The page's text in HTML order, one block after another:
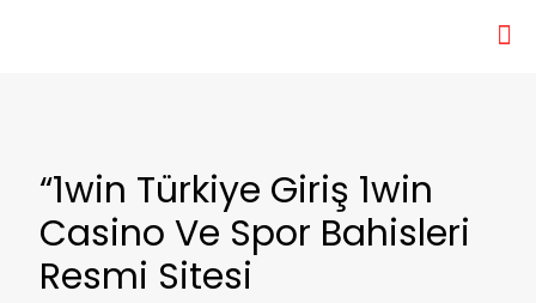
“1win Türkiye Giriş 1win
Casino Ve Spor Bahisleri
Resmi Sitesi